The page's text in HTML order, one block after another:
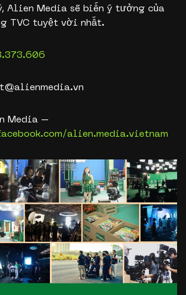
Alien Media sẽ biến ý tưởng của
TVC tuyệt vời nhất.
Media –
alien.media.vietnam